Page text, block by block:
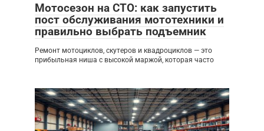
Мотосезон на СТО: как запустить
пост обслуживания мототехники и
правильно выбрать подъемник
Ремонт мотоциклов, скутеров и квадроциклов — это
прибыльная ниша с высокой маржой, которая часто